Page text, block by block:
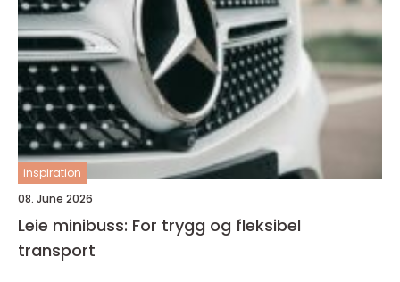
inspiration
08. June 2026
Leie minibuss: For trygg og fleksibel
transport